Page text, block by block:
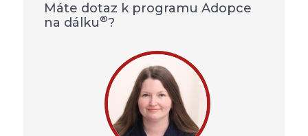
Máte dotaz k programu Adopce
na dálku®?